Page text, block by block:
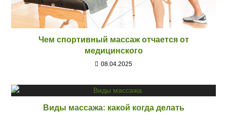
Чем спортивный массаж отчается от
медицинского
08.04.2025
Виды массажа: какой когда делать